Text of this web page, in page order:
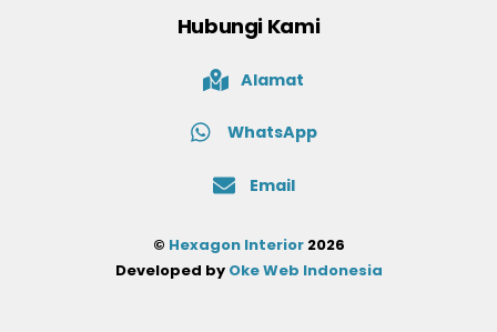
Hubungi Kami
Alamat
WhatsApp
Email
© Hexagon Interior2026
Developed by Oke Web Indonesia